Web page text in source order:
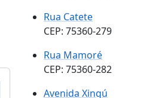
Rua Catete
CEP: 75360-279
Rua Mamoré
CEP: 75360-282
Avenida Xingú